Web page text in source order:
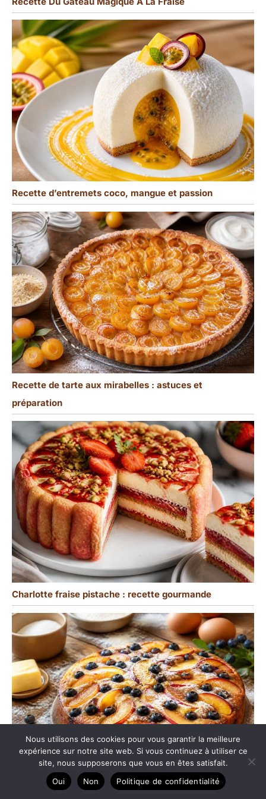
Recette d’entremets coco, mangue et passion
Recette de tarte aux mirabelles : astuces et
préparation
Charlotte fraise pistache : recette gourmande
Moelleux Nectarines Myrtilles : recette gourmande
Nous utilisons des cookies pour vous garantir la meilleure
expérience sur notre site web. Si vous continuez à utiliser ce
site, nous supposerons que vous en êtes satisfait.
Oui
Non Politique de confidentialité